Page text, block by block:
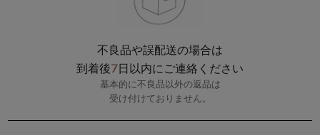
不良品や誤配送の場合は
到着後7日以内にご連絡ください
基本的に不良品以外の返品は
受け付けておりません。